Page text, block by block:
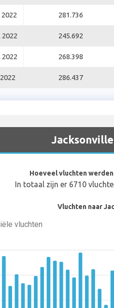
281.736
2022 245.692
2022 268.398
286.437
Hoeveel vluchten
In totaal zijn er 6710
Vluchten naar
vluchten